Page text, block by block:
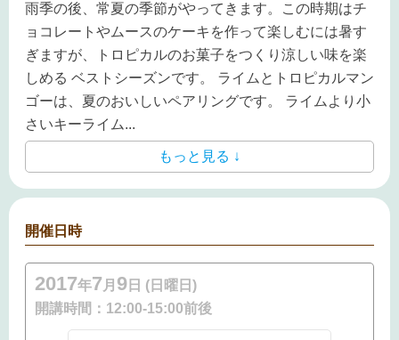
雨季の後、常夏の季節がやってきます。この時期はチ
ョコレートやムースのケーキを作って楽しむには暑す
ぎますが、トロピカルのお菓子をつくり涼しい味を楽
しめる ベストシーズンです。 ライムとトロピカルマン
ゴーは、夏のおいしいペアリングです。 ライムより小
さいキーライム...
もっと見る ↓
開催日時
2017年7 月 9 日 (日曜日)
開講時間： 12:00-15:00前後